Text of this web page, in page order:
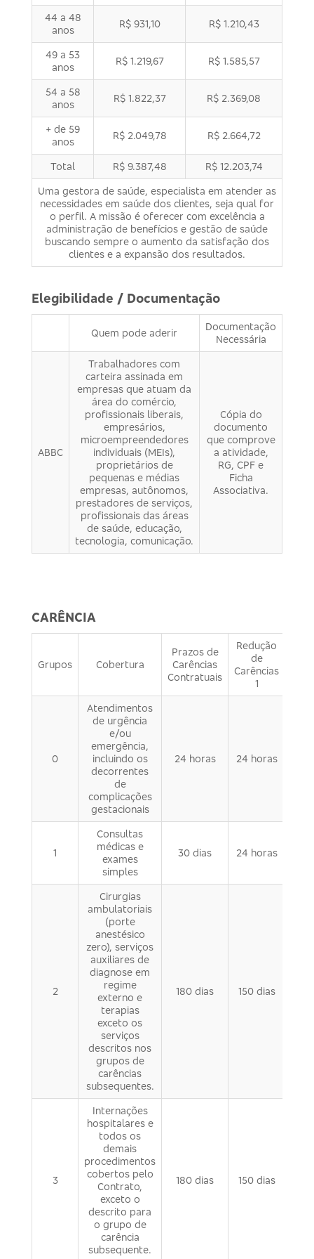
44 a 48
anos
R$ 931,10 R$ 1.210,43
49 a 53
anos
R$ 1.219,67 R$ 1.585,57
54 a 58
anos
R$ 1.822,37 R$ 2.369,08
+ de 59
anos
R$ 2.049,78 R$ 2.664,72
Total R$ 9.387,48 R$ 12.203,74
Uma gestora de saúde, especialista em atender as
necessidades em saúde dos clientes, seja qual for
o perfil. A missão é oferecer com excelência a
administração de benefícios e gestão de saúde
buscando sempre o aumento da satisfação dos
clientes e a expansão dos resultados.
Elegibilidade / Documentação
Quem pode aderir
Documentação
Necessária
ABBC
Trabalhadores com
carteira assinada em
empresas que atuam da
área do comércio,
profissionais liberais,
empresários,
microempreendedores
individuais (MEIs),
proprietários de
pequenas e médias
empresas, autônomos,
prestadores de serviços,
profissionais das áreas
de saúde, educação,
tecnologia, comunicação.
Cópia do
documento
que comprove
a atividade,
RG, CPF e
Ficha
Associativa.
CARÊNCIA
Grupos Cobertura
Prazos de
Carências
Contratuais
Redução
de
Carências
1
0
Atendimentos
de urgência
e/ou
emergência,
incluindo os
decorrentes
de
complicações
gestacionais
24 horas 24 horas
1
Consultas
médicas e
exames
simples
30 dias 24 horas
2
Cirurgias
ambulatoriais
(porte
anestésico
zero), serviços
auxiliares de
diagnose em
regime
externo e
terapias
exceto os
serviços
descritos nos
grupos de
carências
subsequentes.
180 dias 150 dias
3
Internações
hospitalares e
todos os
demais
procedimentos
cobertos pelo
Contrato,
exceto o
descrito para
o grupo de
carência
subsequente.
180 dias 150 dias